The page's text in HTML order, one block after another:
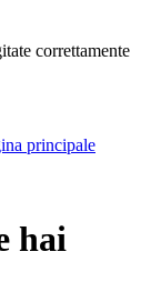
correttamente
principale
hai